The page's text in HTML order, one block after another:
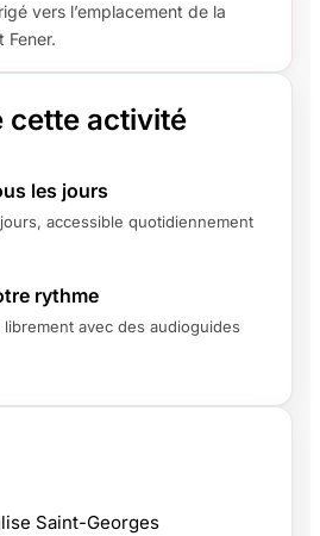
vers l’emplacement de la
Fener.
cette activité
les jours
accessible quotidiennement
rythme
avec des audioguides
Saint-Georges